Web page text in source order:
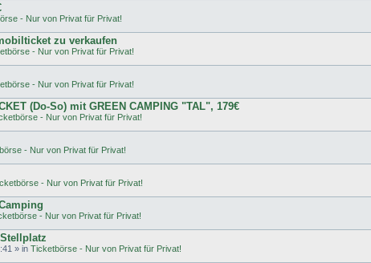
- Nur von Privat für Privat!
zu verkaufen
- Nur von Privat für Privat!
- Nur von Privat für Privat!
(Do-So) mit GREEN CAMPING "TAL", 179€
- Nur von Privat für Privat!
- Nur von Privat für Privat!
- Nur von Privat für Privat!
- Nur von Privat für Privat!
» in Ticketbörse - Nur von Privat für Privat!